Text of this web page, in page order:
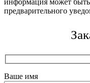
предварительного
Ваше имя